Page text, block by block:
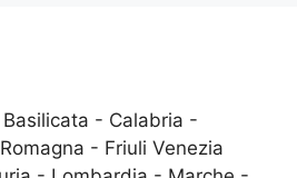
- Calabria -
- Friuli Venezia